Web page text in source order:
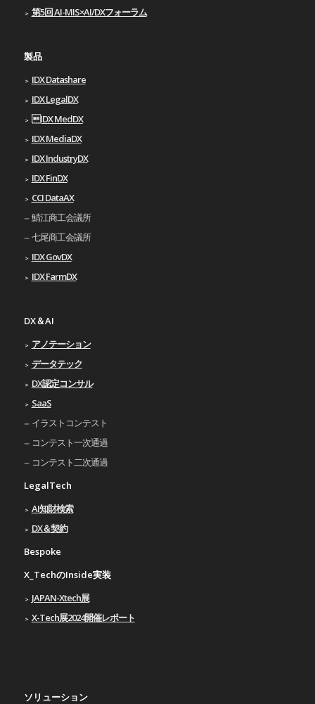
第5回 AI-MIS×AI/DXフォーラム
製品
IDX Datashare
IDX LegalDX
IDX MedDX
IDX MediaDX
IDX IndustryDX
IDX FinDX
CCI DataAX
鯖江商工会議所
七尾商工会議所
IDX GovDX
IDX FarmDX
DX＆AI
アノテーション
データテック
DX認定コンサル
SaaS
イラストコンテスト
コンテスト一次通過
コンテスト二次通過
LegalTech
AI知財検索
DX＆契約
Bespoke
X_TechのInside実装
JAPAN-Xtech展
X-Tech展2024開催レポート
ソリューション